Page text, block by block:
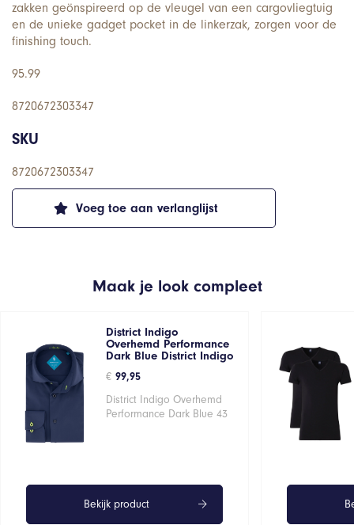
Voeg toe aan verlanglijst
zakken geönspireerd op de vleugel van een cargovliegtuig
en de unieke gadget pocket in de linkerzak, zorgen voor de
finishing touch.
95.99
8720672303347
SKU
8720672303347
Maak je look compleet
District Indigo
Overhemd Performance
Dark Blue District Indigo
€ 99,95
District Indigo Overhemd
Performance Dark Blue 43
Bekijk product